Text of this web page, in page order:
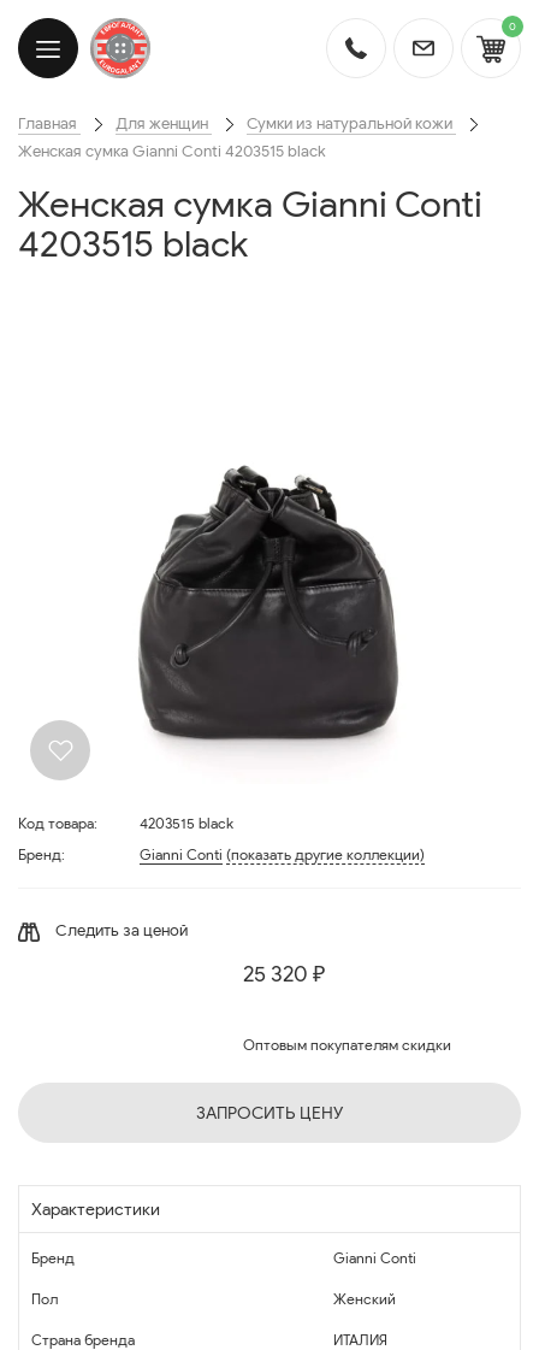
0
Главная Для женщин
Сумки из натуральной кожи
Женская сумка Gianni Conti 4203515 black
Женская сумка Gianni Conti
4203515 black
Код товара:
4203515 black
Бренд:
Gianni Conti (показать другие коллекции)
Следить за ценой
25 320 ₽
Оптовым покупателям скидки
ЗАПРОСИТЬ ЦЕНУ
Характеристики
Бренд Gianni Conti
Пол Женский
Страна бренда ИТАЛИЯ